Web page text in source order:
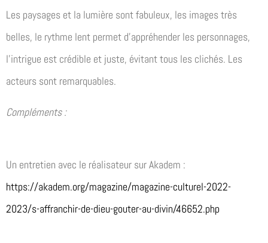
Les paysages et la lumière sont fabuleux, les images très
belles, le rythme lent permet d’appréhender les personnages,
l’intrigue est crédible et juste, évitant tous les clichés. Les
acteurs sont remarquables.
Compléments :
Un entretien avec le réalisateur sur Akadem :
https://akadem.org/magazine/magazine-culturel-2022-
2023/s-affranchir-de-dieu-gouter-au-divin/46652.php